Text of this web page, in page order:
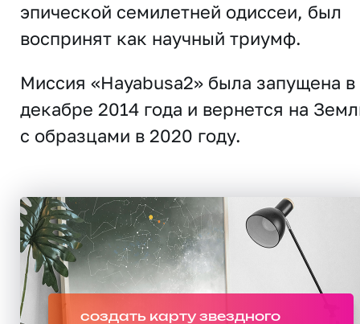
эпической семилетней одиссеи, был
воспринят как научный триумф.
Миссия «Hayabusa2» была запущена в
декабре 2014 года и вернется на
с образцами в 2020 году.
создать карту звездного